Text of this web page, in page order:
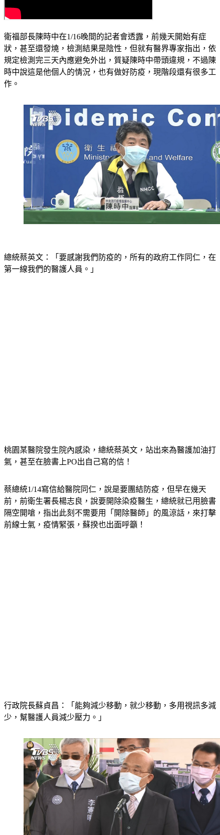
衛福部長陳時中在1/16晚間的記者會透露，前幾天開始有症
狀，甚至還發燒，檢測結果是陰性，但就有醫界專家指出，依
規定檢測完三天內應避免外出，質疑陳時中帶頭違規，不過陳
時中說這是他個人的情況，也有做好防疫，現階段還有很多工
作。
總統蔡英文：「要感謝我們防疫的，所有的政府工作同仁，在
第一線我們的醫護人員。」
桃園某醫院發生院內感染，總統蔡英文，站出來為醫護加油打
氣，甚至在臉書上PO出自己寫的信！
蔡總統1/14寫信給醫院同仁，說是要團結防疫，但早在幾天
前，前衛生署長楊志良，說要開除染疫醫生，總統就已用臉書
隔空開嗆，指出此刻不需要用「開除醫師」的風涼話，來打擊
前線士氣，疫情緊張，蘇揆也出面呼籲！
行政院長蘇貞昌：「能夠減少移動，就少移動，多用視訊多減
少，幫醫護人員減少壓力。」